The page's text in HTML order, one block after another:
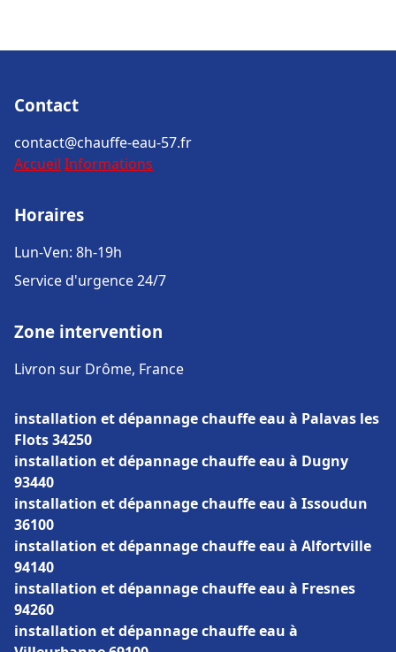
Contact
contact@chauffe-eau-57.fr
Accueil Informations
Horaires
Lun-Ven: 8h-19h
Service d'urgence 24/7
Zone intervention
Livron sur Drôme, France
installation et dépannage chauffe eau à Palavas les
Flots 34250
installation et dépannage chauffe eau à Dugny
93440
installation et dépannage chauffe eau à Issoudun
36100
installation et dépannage chauffe eau à Alfortville
94140
installation et dépannage chauffe eau à Fresnes
94260
installation et dépannage chauffe eau à